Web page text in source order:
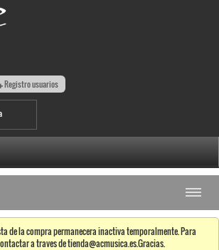
Registro usuarios
de la compra permanecera inactiva temporalmente. Para
a traves de tienda@acmusica.es.Gracias.